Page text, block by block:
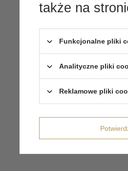
także na
Funkcjonalne pliki
Analityczne pliki
Reklamowe pliki